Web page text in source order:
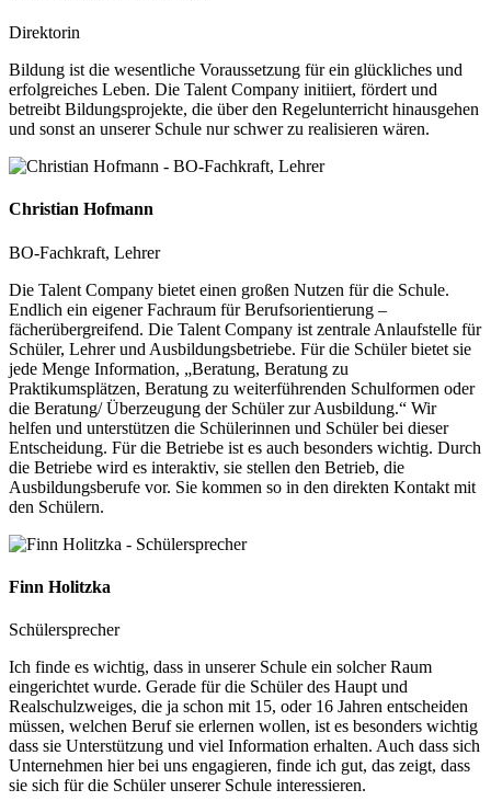
Direktorin
Bildung ist die wesentliche Voraussetzung für ein glückliches und
erfolgreiches Leben. Die Talent Company initiiert, fördert und
betreibt Bildungsprojekte, die über den Regelunterricht hinausgehen
und sonst an unserer Schule nur schwer zu realisieren wären.
Christian Hofmann
BO-Fachkraft, Lehrer
Die Talent Company bietet einen großen Nutzen für die Schule.
Endlich ein eigener Fachraum für Berufsorientierung –
fächerübergreifend. Die Talent Company ist zentrale Anlaufstelle für
Schüler, Lehrer und Ausbildungsbetriebe. Für die Schüler bietet sie
jede Menge Information, „Beratung, Beratung zu
Praktikumsplätzen, Beratung zu weiterführenden Schulformen oder
die Beratung/ Überzeugung der Schüler zur Ausbildung.“ Wir
helfen und unterstützen die Schülerinnen und Schüler bei dieser
Entscheidung. Für die Betriebe ist es auch besonders wichtig. Durch
die Betriebe wird es interaktiv, sie stellen den Betrieb, die
Ausbildungsberufe vor. Sie kommen so in den direkten Kontakt mit
den Schülern.
Finn Holitzka
Schülersprecher
Ich finde es wichtig, dass in unserer Schule ein solcher Raum
eingerichtet wurde. Gerade für die Schüler des Haupt und
Realschulzweiges, die ja schon mit 15, oder 16 Jahren entscheiden
müssen, welchen Beruf sie erlernen wollen, ist es besonders wichtig
dass sie Unterstützung und viel Information erhalten. Auch dass sich
Unternehmen hier bei uns engagieren, finde ich gut, das zeigt, dass
sie sich für die Schüler unserer Schule interessieren.